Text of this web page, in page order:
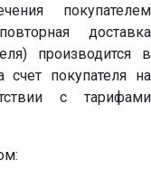
покупателем
доставка
производится в
счет покупателя на
с тарифами